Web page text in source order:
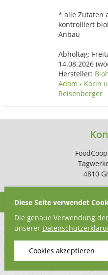
* alle Zutaten
kontrolliert
Anbau
Abholtag:
14.08.2026
Hersteller:
Adam - Karin
Reisenberger
4810
Diese Seite verwendet
Die genaue Verwendung
unserer
Cookies akzeptieren